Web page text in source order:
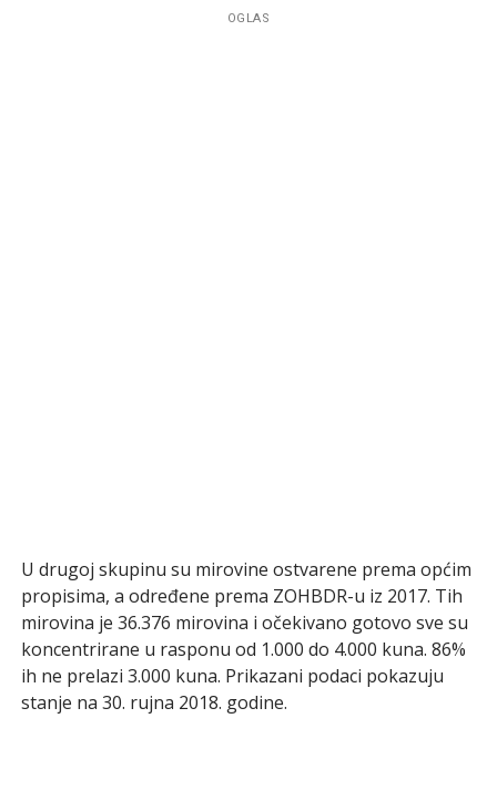
OGLAS
U drugoj skupinu su mirovine ostvarene prema općim
propisima, a određene prema ZOHBDR-u iz 2017. Tih
mirovina je 36.376 mirovina i očekivano gotovo sve su
koncentrirane u rasponu od 1.000 do 4.000 kuna. 86%
ih ne prelazi 3.000 kuna. Prikazani podaci pokazuju
stanje na 30. rujna 2018. godine.